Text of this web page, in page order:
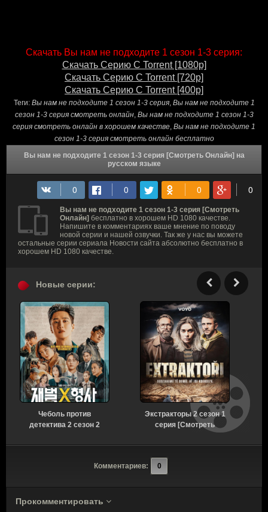
Скачать Вы нам не подходите 1 сезон 1-3 серия:
Скачать Серию С Torrent [1080p]
Скачать Серию С Torrent [720p]
Скачать Серию С Torrent [400p]
Теги: Вы нам не подходите 1 сезон 1-3 серия, Вы нам не подходите 1
сезон 1-3 серия смотреть онлайн, Вы нам не подходите 1 сезон 1-3
серия смотреть онлайн в хорошем качестве, Вы нам не подходите 1
сезон 1-3 серия смотреть онлайн бесплатно
Вы нам не подходите 1 сезон 1-3 серия [Смотреть Онлайн] на
русском языке
Вы нам не подходите 1 сезон 1-3 серия [Смотреть
Онлайн] бесплатно в хорошем HD 1080 качестве.
Напишите в комментариях ваше мнение по поводу
новой серии и нашей озвучки. Так же у нас вы можете
остальные серии сериала Новости сайта абсолютно бесплатно в
хорошем HD 1080 качестве.
Новые серии:
Чеболь против
детектива 2 сезон 2
Онлайн]
Экстракторы 2 сезон 1
серия [Смотреть
Комментариев: 0
Прокомментировать